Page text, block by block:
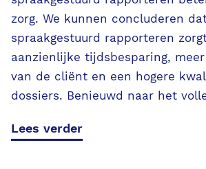
zorg. We kunnen concluderen
spraakgestuurd rapporteren
aanzienlijke tijdsbesparing,
van de cliënt en een hogere
dossiers. Benieuwd naar het
Lees verder